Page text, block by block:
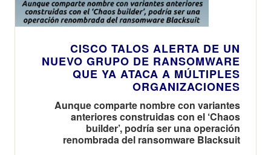
CISCO TALOS ALERTA DE UN
NUEVO GRUPO DE RANSOMWARE
QUE YA ATACA A MÚLTIPLES
ORGANIZACIONES
Aunque comparte nombre con variantes
anteriores construidas con el ‘Chaos
builder’, podría ser una operación
renombrada del ransomware Blacksuit